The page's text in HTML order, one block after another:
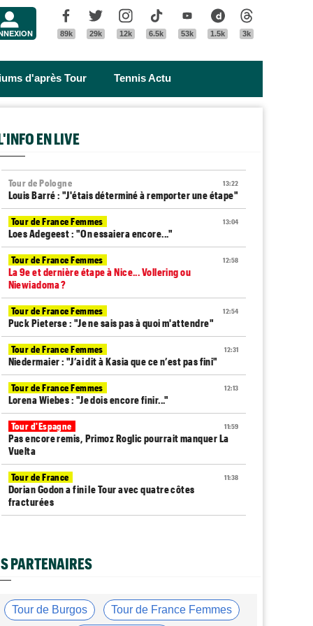
Facebook
89k
Twitter
29k
Instagram
12k
Tik Tok
6.5k
Youtube
53k
Dailymotion
1.5k 3k
d'après Tour Tennis Actu
EN LIVE
13:22
Tour de Pologne
Louis Barré : "J'étais déterminé à remporter une étape"
13:04
Tour de France Femmes
Loes Adegeest : "On essaiera encore..."
12:58
Tour de France Femmes
La 9e et dernière étape à Nice... Vollering ou
Niewiadoma ?
12:54
Tour de France Femmes
Puck Pieterse : "Je ne sais pas à quoi m'attendre"
12:31
Tour de France Femmes
Niedermaier : "J’ai dit à Kasia que ce n’est pas fini"
12:13
Tour de France Femmes
Lorena Wiebes : "Je dois encore finir..."
11:59
Tour d'Espagne
Pas encore remis, Primoz Roglic pourrait manquer La
Vuelta
11:38
Tour de France
Dorian Godon a fini le Tour avec quatre côtes
fracturées
Tour de France Femmes
cyclisme"
PARTENAIRES
Tour de Burgos Tour de France Femmes